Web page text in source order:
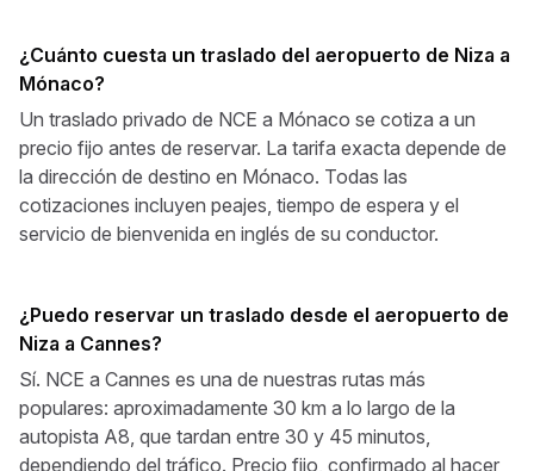
¿Cuánto cuesta un traslado del aeropuerto de Niza a
Mónaco?
Un traslado privado de NCE a Mónaco se cotiza a un
precio fijo antes de reservar. La tarifa exacta depende de
la dirección de destino en Mónaco. Todas las
cotizaciones incluyen peajes, tiempo de espera y el
servicio de bienvenida en inglés de su conductor.
¿Puedo reservar un traslado desde el aeropuerto de
Niza a Cannes?
Sí. NCE a Cannes es una de nuestras rutas más
populares: aproximadamente 30 km a lo largo de la
autopista A8, que tardan entre 30 y 45 minutos,
dependiendo del tráfico. Precio fijo, confirmado al hacer